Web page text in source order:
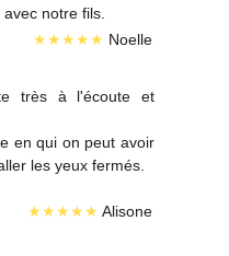
notre fils.
★★★★★ Noelle
très à l'écoute et
en qui on peut avoir
les yeux fermés.
★★★★★ Alisone